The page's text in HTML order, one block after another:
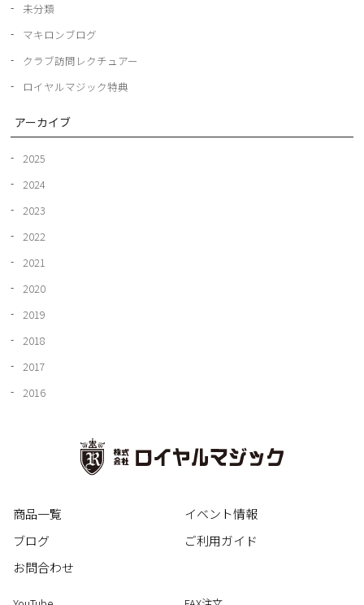
未分類
マキロンブログ
クラブ訪問レクチュアー
ロイヤルマジック特典
アーカイブ
2025
2024
2023
2022
2021
2020
2019
2018
2017
2016
商品一覧
イベント情報
ブログ
ご利用ガイド
お問合わせ